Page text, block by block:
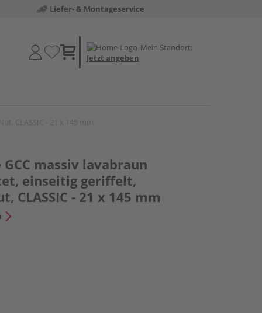
Liefer- & Montageservice
Mein Standort:
Jetzt angeben
massiv lavabraun
einseitig geriffelt,
CLASSIC - 21 x 145 mm